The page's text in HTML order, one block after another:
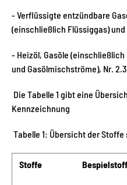
- Verflüssigte entzündbare
(einschließlich Flüssiggas) und
- Heizöl, Gasöle
und Gasölmischströme), Nr.
Die Tabelle 1 gibt eine
Kennzeichnung
Tabelle 1: Übersicht der
Stoffe Bespielstoff